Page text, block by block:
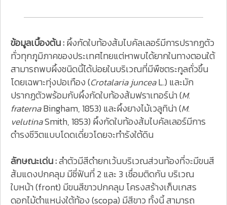
ข้อมูลเบื้องต้น :ผึ้งกัดใบท้องส้มไบคัลเลอร์มีการปรากฏตัว
ทั่วทุกภูมิภาคของประเทศไทยแต่หาพบได้ยากในทางตอนใต้
สามารถพบผึ้งชนิดนี้ได้บ่อยในบริเวณที่มีพืชตระกูลถั่วขึ้น
โดยเฉพาะทุ่งปอเทือง (Crotalaria junceaL.) และมัก
ปรากฏตัวพร้อมกับผึ้งกัดใบท้องส้มฟราเทอร์น่า (M.
fraternaBingham, 1853) และผึ้งยางไม้เวลูทิน่า (M.
velutinaSmith, 1853) ผึ้งกัดใบท้องส้มไบคัลเลอร์มีการ
ดำรงชีวิตแบบโดดเดี่ยวโดยจะทำรังใต้ดิน
ลักษณะเด่น :ลำตัวมีสีดำยกเว้นบริเวณส่วนท้องที่จะมีขนสี
ส้มแดงปกคลุม มีซี่ฟันที่ 2 และ 3 เชื่อมติดกัน บริเวณ
ใบหน้า (front) มีขนสีขาวปกคลุม โครงสร้างเก็บเกสร
ดอกไม้ตำแหน่งใต้ท้อง (scopa) มีสีขาว ทั้งนี้ สามารถ